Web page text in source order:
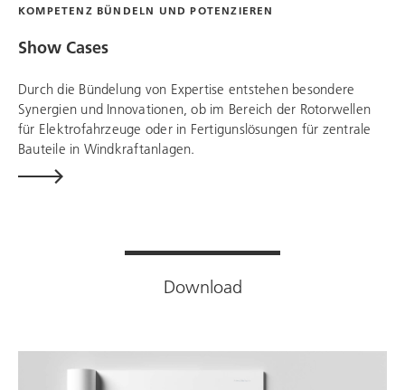
KOMPETENZ BÜNDELN UND POTENZIEREN
Show Cases
Durch die Bündelung von Expertise entstehen besondere
Synergien und Innovationen, ob im Bereich der Rotorwellen
für Elektrofahrzeuge oder in Fertigunslösungen für zentrale
Bauteile in Windkraftanlagen.
Download